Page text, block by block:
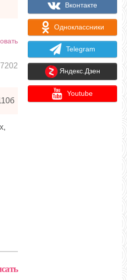
7202
Вконтакте
Одноклассники
Telegram
Яндекс.Дзен
Youtube